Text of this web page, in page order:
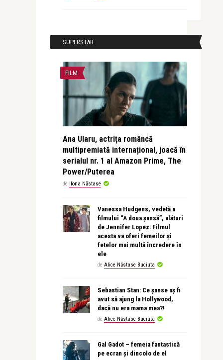
SUPERSTAR
FILM
Ana Ularu, actrița româncă
multipremiată internațional, joacă în
serialul nr. 1 al Amazon Prime, The
Power/Puterea
de Ilona Năstase
Vanessa Hudgens, vedetă a
filmului “A doua șansă”, alături
de Jennifer Lopez: Filmul
acesta va oferi femeilor și
fetelor mai multă încredere în
ele
de Alice Năstase Buciuta
Sebastian Stan: Ce șanse aș fi
avut să ajung la Hollywood,
dacă nu era mama mea?!
de Alice Năstase Buciuta
Gal Gadot – femeia fantastică
pe ecran și dincolo de el